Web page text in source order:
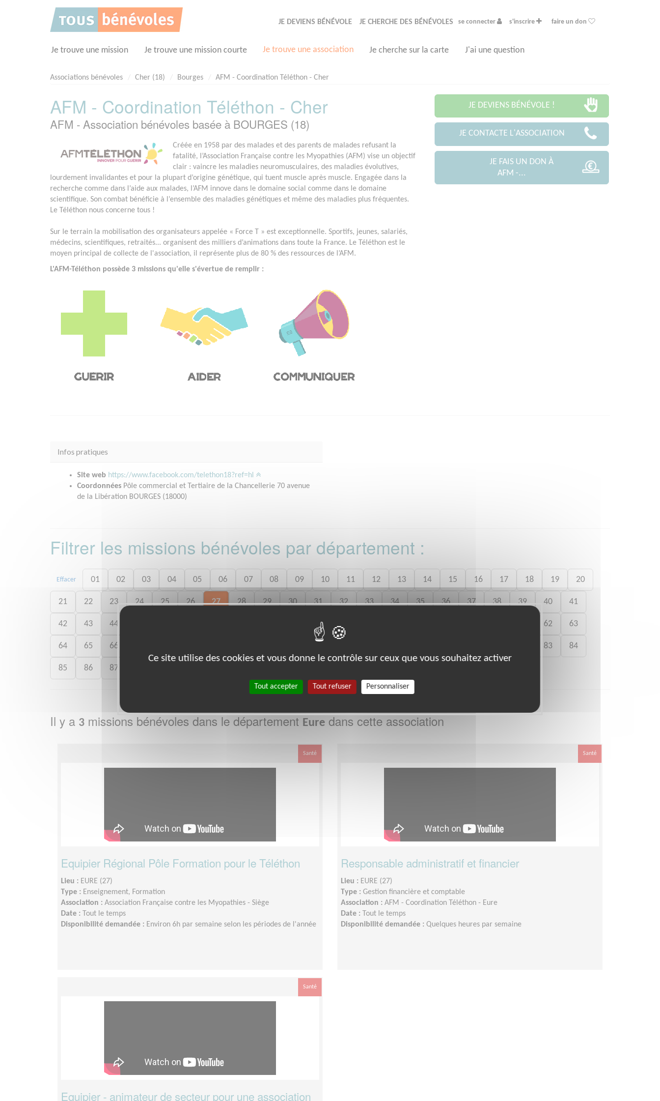
JE DEVIENS BÉNÉVOLE JE CHERCHE DES BÉNÉVOLES se connecter s'inscrire faire un don
Je trouve une mission Je trouve une mission courte Je trouve une association Je cherche sur la carte J'ai une question
Associations bénévoles Cher (18) Bourges AFM - Coordination Téléthon - Cher
AFM - Coordination Téléthon - Cher
AFM - Association bénévoles basée à BOURGES (18)
Créée en 1958 par des malades et des parents de malades refusant la
fatalité, l’Association Française contre les Myopathies (AFM) vise un objectif
clair : vaincre les maladies neuromusculaires, des maladies évolutives,
lourdement invalidantes et pour la plupart d’origine génétique, qui tuent muscle après muscle. Engagée dans la
recherche comme dans l’aide aux malades, l’AFM innove dans le domaine social comme dans le domaine
scientifique. Son combat bénéficie à l’ensemble des maladies génétiques et même des maladies plus fréquentes.
Le Téléthon nous concerne tous !
Sur le terrain la mobilisation des organisateurs appelée « Force T » est exceptionnelle. Sportifs, jeunes, salariés,
médecins, scientifiques, retraités... organisent des milliers d’animations dans toute la France. Le Téléthon est le
moyen principal de collecte de l'association, il représente plus de 80 % des ressources de l’AFM.
L'AFM-Téléthon possède 3 missions qu'elle s'évertue de remplir :
JE DEVIENS BÉNÉVOLE !
JE CONTACTE L'ASSOCIATION
JE FAIS UN DON À
AFM -...
Infos pratiques
Site web https://www.facebook.com/telethon18?ref=hl
Coordonnées Pôle commercial et Tertiaire de la Chancellerie 70 avenue
de la Libération BOURGES (18000)
Filtrer les missions bénévoles par département :
Effacer 01 02 03 04 05 06 07 08 09 10 11 12 13 14 15 16 17 18 19 20
21 22 23 24 25 26 27 28 29 30 31 32 33 34 35 36 37 38 39 40 41
42 43 44 53 54 62 63
64 65 66 83 84
85 86 87
Il y a 3 missions bénévoles dans le départementEuredans cette association
Santé
Equipier Régional Pôle Formation pour le Téléthon
Lieu : EURE (27)
Type : Enseignement, Formation
Association : Association Française contre les Myopathies - Siège
Date :
Tout le temps
Disponibilité demandée : Environ 6h par semaine selon les périodes de l'année
Santé
Responsable administratif et financier
Lieu : EURE (27)
Type : Gestion financière et comptable
Association : AFM - Coordination Téléthon - Eure
Date :
Tout le temps
Disponibilité demandée : Quelques heures par semaine
Santé
Equipier - animateur de secteur pour une association
Ce site utilise des cookies et vous donne le contrôle sur ceux que vous souhaitez activer
Tout accepter Tout refuser Personnaliser